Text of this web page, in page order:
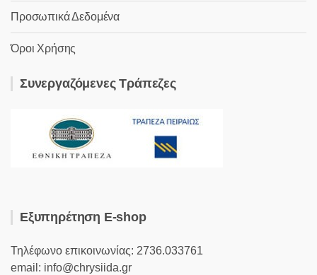
Προσωπικά Δεδομένα
Όροι Χρήσης
Συνεργαζόμενες Τράπεζες
Εξυπηρέτηση E-shop
Τηλέφωνο επικοινωνίας: 2736.033761
email: info@chrysiida.gr